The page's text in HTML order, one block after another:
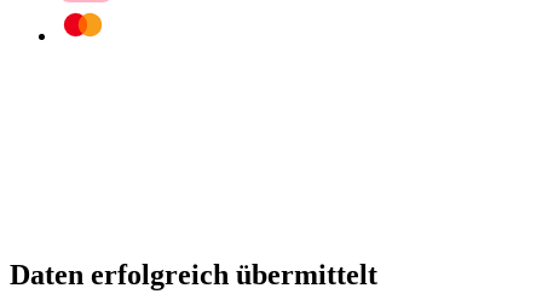
Daten erfolgreich übermittelt